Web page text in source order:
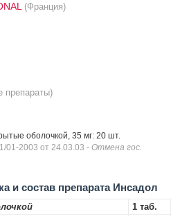
(Франция)
препараты)
оболочкой, 35 мг: 20 шт.
01-2003 от 24.03.03 - Отмена гос.
и состав препарата Инсадол
1 таб.